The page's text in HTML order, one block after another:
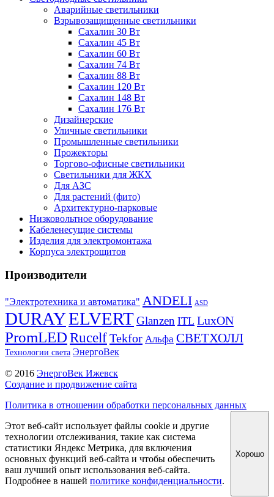
Аварийные светильники
Взрывозащищенные светильники
Сахалин 30 Вт
Сахалин 45 Вт
Сахалин 60 Вт
Сахалин 74 Вт
Сахалин 88 Вт
Сахалин 120 Вт
Сахалин 148 Вт
Сахалин 176 Вт
Дизайнерские
Уличные светильники
Промышленные светильники
Прожекторы
Торгово-офисные светильники
Светильники для ЖКХ
Для АЗС
Для растений (фито)
Архитектурно-парковые
Низковольтное оборудование
Кабеленесущие системы
Изделия для электромонтажа
Корпуса электрощитов
Производители
"Электротехника и автоматика" ANDELI ASD
DURAYELVERTGlanzen ITL LuxON
PromLED RucelfTekfor Альфа СВЕТХОЛЛ
Технологии света ЭнергоВек
© 2016 ЭнергоВек Ижевск
Создание и продвижение сайта
Политика в отношении обработки персональных данных
Этот веб-сайт использует файлы cookie и другие
технологии отслеживания, такие как система
статистики Яндекс Метрика, для включения
основных функций веб-сайта и чтобы обеспечить
ваш лучший опыт использования веб-сайта.
Подробнее в нашей политике конфиденциальности.
Хорошо